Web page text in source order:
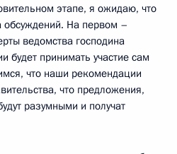
этапе, я ожидаю, что
обсуждений. На первом –
ведомства господина
будет принимать участие сам
что наши рекомендации
что предложения,
разумными и получат